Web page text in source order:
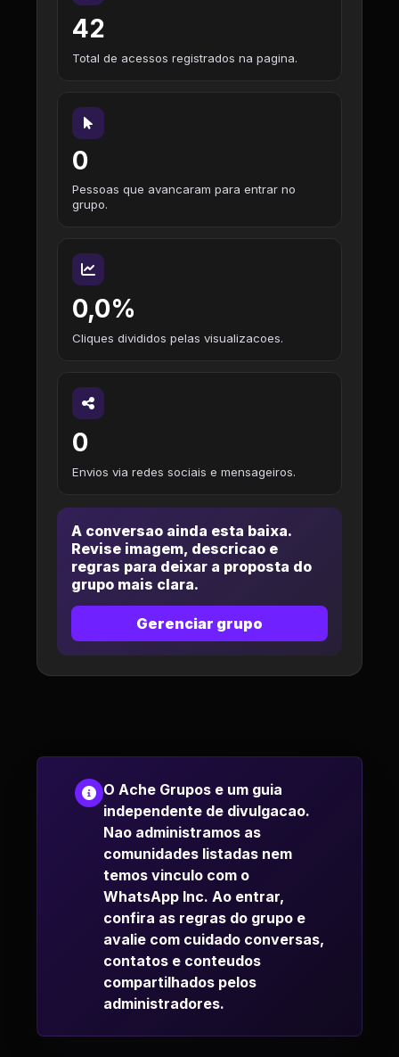
42
Total de acessos registrados na pagina.
0
Pessoas que avancaram para entrar no
grupo.
0,0%
Cliques divididos pelas visualizacoes.
0
Envios via redes sociais e mensageiros.
A conversao ainda esta baixa.
Revise imagem, descricao e
regras para deixar a proposta do
grupo mais clara.
Gerenciar grupo
O Ache Grupos e um guia
independente de divulgacao.
Nao administramos as
comunidades listadas nem
temos vinculo com o
WhatsApp Inc. Ao entrar,
confira as regras do grupo e
avalie com cuidado conversas,
contatos e conteudos
compartilhados pelos
administradores.